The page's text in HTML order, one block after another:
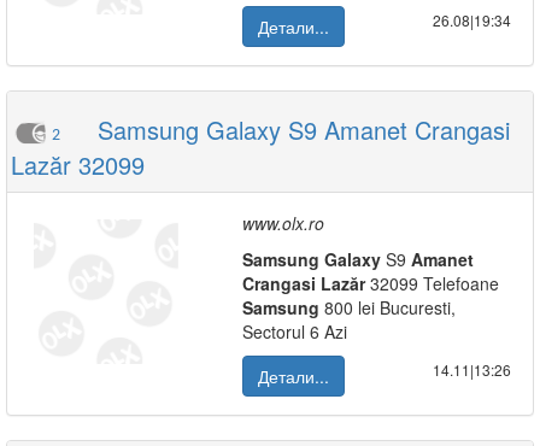
Детали...
26.08|19:34
2
Samsung Galaxy S9 Amanet Crangasi
Lazăr 32099
www.olx.ro
Samsung Galaxy S9 Amanet
Crangasi Lazăr32099 Telefoane
Samsung 800 lei Bucuresti,
Sectorul 6 Azi
Детали...
14.11|13:26